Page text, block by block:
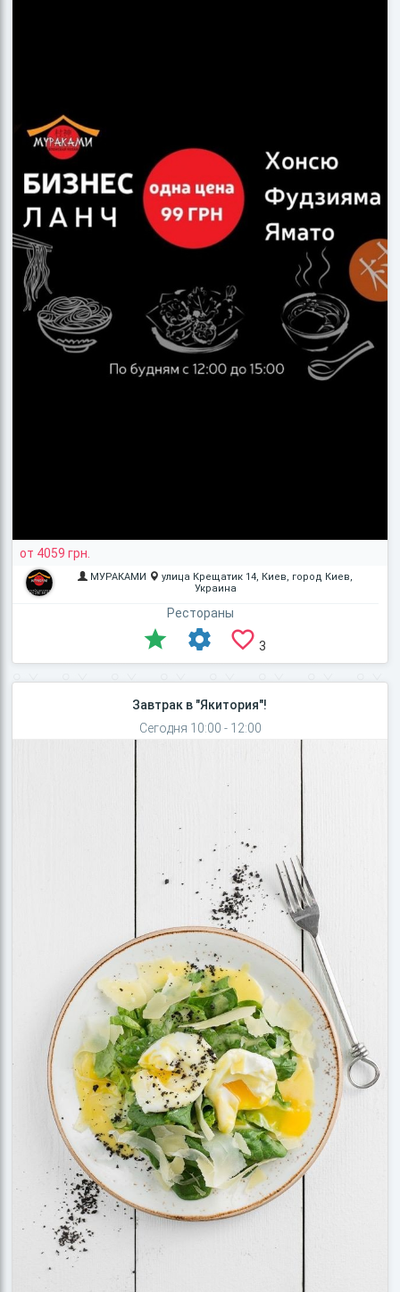
от 4059 грн.
МУРАКАМИ
улица Крещатик 14, Киев, город Киев,
Украина
Рестораны
3
Завтрак в "Якитория"!
Сегодня 10:00 - 12:00